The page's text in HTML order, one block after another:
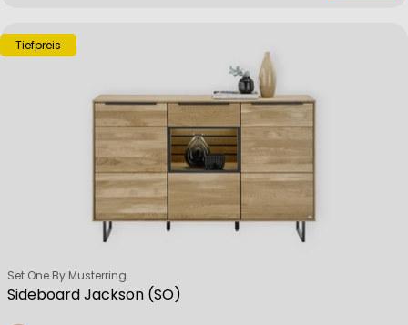
Tiefpreis
Sideboard Jackson (SO)
Verkäufer:
Set One By Musterring